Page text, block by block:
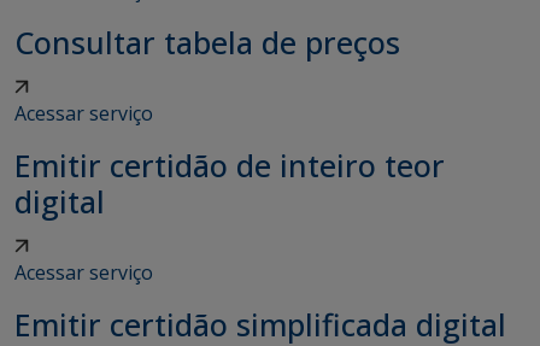
Consultar tabela de preços
Acessar serviço
Emitir certidão de inteiro teor
digital
Acessar serviço
Emitir certidão simplificada digital